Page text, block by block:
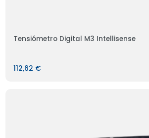
Tensiómetro Digital M3 Intellisense
112,62 €